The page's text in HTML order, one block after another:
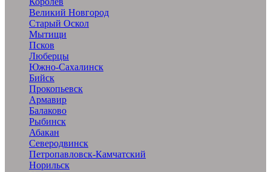
Великий Новгород
Старый Оскол
Мытищи
Псков
Люберцы
Южно-Сахалинск
Бийск
Прокопьевск
Армавир
Балаково
Рыбинск
Абакан
Северодвинск
Петропавловск-Камчатский
Норильск